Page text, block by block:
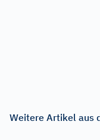
Weitere Artikel aus